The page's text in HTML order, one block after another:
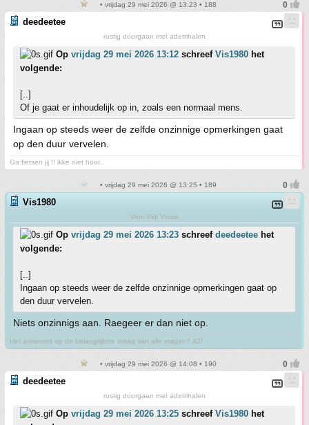
• vrijdag 29 mei 2026 @ 13:23 • 188
deedeetee
rustig doorgaan met ademhalen
Op vrijdag 29 mei 2026 13:12 schreef Vis1980 het
volgende:
[..]
Of je gaat er inhoudelijk op in, zoals een normaal mens.
Ingaan op steeds weer de zelfde onzinnige opmerkingen gaat
op den duur vervelen.
Ga fietsen jij !! ikke niet hoor..
• vrijdag 29 mei 2026 @ 13:25 • 189
Vis1980
Veni Vidi Vissie
Op vrijdag 29 mei 2026 13:23 schreef deedeetee het
volgende:
[..]
Ingaan op steeds weer de zelfde onzinnige opmerkingen gaat op
den duur vervelen.
Niets onzinnigs aan. Raegeer er dan niet op.
Het antwoord op de belangrijkste vraag van alle vragen? 42!
• vrijdag 29 mei 2026 @ 14:08 • 190
deedeetee
rustig doorgaan met ademhalen
Op vrijdag 29 mei 2026 13:25 schreef Vis1980 het